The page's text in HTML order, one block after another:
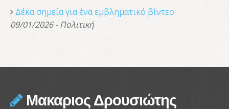
Δέκα σημεία για ένα εμβληματικό βίντεο
09/01/2026 - Πολιτική
Μακαριος Δρουσιώτης